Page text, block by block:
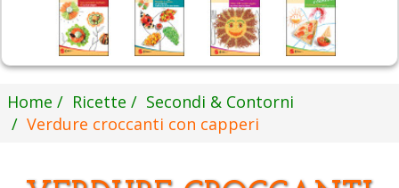
Home Ricette
Secondi & Contorni
Verdure croccanti con capperi